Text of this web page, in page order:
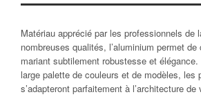
Matériau apprécié par les professionnels de
nombreuses qualités, l’aluminium permet
mariant subtilement robustesse et
large palette de couleurs et de modèles, les
s’adapteront parfaitement à l’architecture